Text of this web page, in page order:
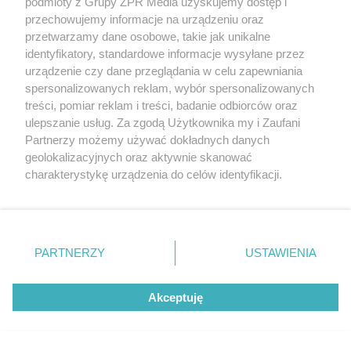
RODZINA LEWANDOWSKICH
Anna Lewandowska dołączyła do
przechowujemy informacje na urządzeniu oraz
przetwarzamy dane osobowe, takie jak unikalne
identyfikatory, standardowe informacje wysyłane przez
urządzenie czy dane przeglądania w celu zapewniania
spersonalizowanych reklam, wybór spersonalizowanych
treści, pomiar reklam i treści, badanie odbiorców oraz
ulepszanie usług. Za zgodą Użytkownika my i Zaufani
Partnerzy możemy używać dokładnych danych
geolokalizacyjnych oraz aktywnie skanować
charakterystykę urządzenia do celów identyfikacji.
zmienić/wycofać klikając przycisk ustawień prywatności
znajdujący się w lewym dolnym rogu strony
rodzaje przetwarzania danych nie wymagają zgody
użytkownika, ale masz prawo sprzeciwić się takiemu
przetwarzaniu. Preferencje będą miały zastosowanie tylko
PARTNERZY USTAWIENIA
Akceptuję